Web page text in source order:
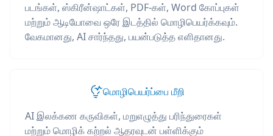
படங்கள், ஸ்கிரீன்ஷாட்கள், PDF-கள், Word கோப்புகள்
மற்றும் ஆடியோவை ஒரே இடத்தில் மொழிபெயர்க்கவும்.
வேகமானது, AI சார்ந்தது, பயன்படுத்த எளிதானது.
மொழிபெயர்ப்பை மீறி
AI இலக்கண கருவிகள், மறுஎழுத்து பரிந்துரைகள்
மற்றும் மொழிக் கற்றல் ஆதரவுடன் பள்ளிக்கும்